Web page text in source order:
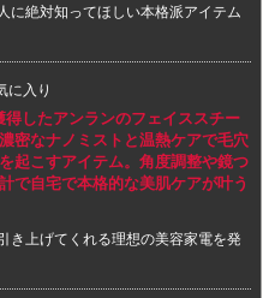
に絶対知ってほしい本格派アイテム
に入り
得したアンランのフェイススチー
密なナノミストと温熱ケアで毛穴
起こすアイテム。角度調整や鏡つ
で自宅で本格的な美肌ケアが叶う
き上げてくれる理想の美容家電を発